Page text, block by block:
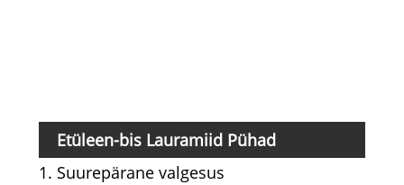
Etüleen-bis Lauramiid Pühad
1. Suurepärane valgesus